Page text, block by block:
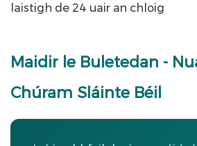
laistigh de 24 uair an chloig
Maidir le Buletedan -
Chúram Sláinte Béil